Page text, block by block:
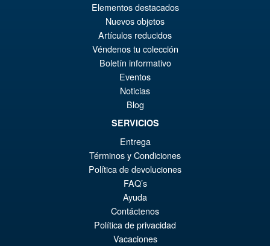
Elementos destacados
Nuevos objetos
Artículos reducidos
Véndenos tu colección
Boletín informativo
Eventos
Noticias
Blog
SERVICIOS
Entrega
Términos y Condiciones
Política de devoluciones
FAQ’s
Ayuda
Contáctenos
Política de privacidad
Vacaciones